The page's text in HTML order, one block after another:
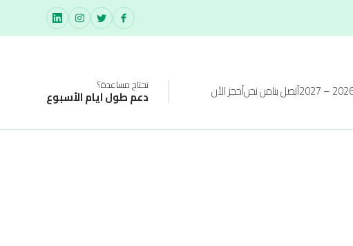
أتصل بنامن نحنأحجز الأن تحتاج مساعدة؟
دعم طول ايام الأسبوع